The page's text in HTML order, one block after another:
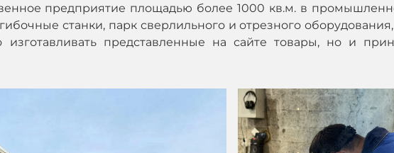
предприятие площадью более 1000 кв.м. в
станки, парк сверлильного и отрезного
изготавливать представленные на сайте товары, но и